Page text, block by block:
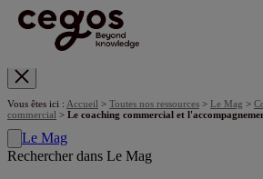
Vous êtes ici : Accueil > Toutes nos ressources > Le Mag >
commercial > Le coaching commercial et
Le Mag
Rechercher dans Le Mag